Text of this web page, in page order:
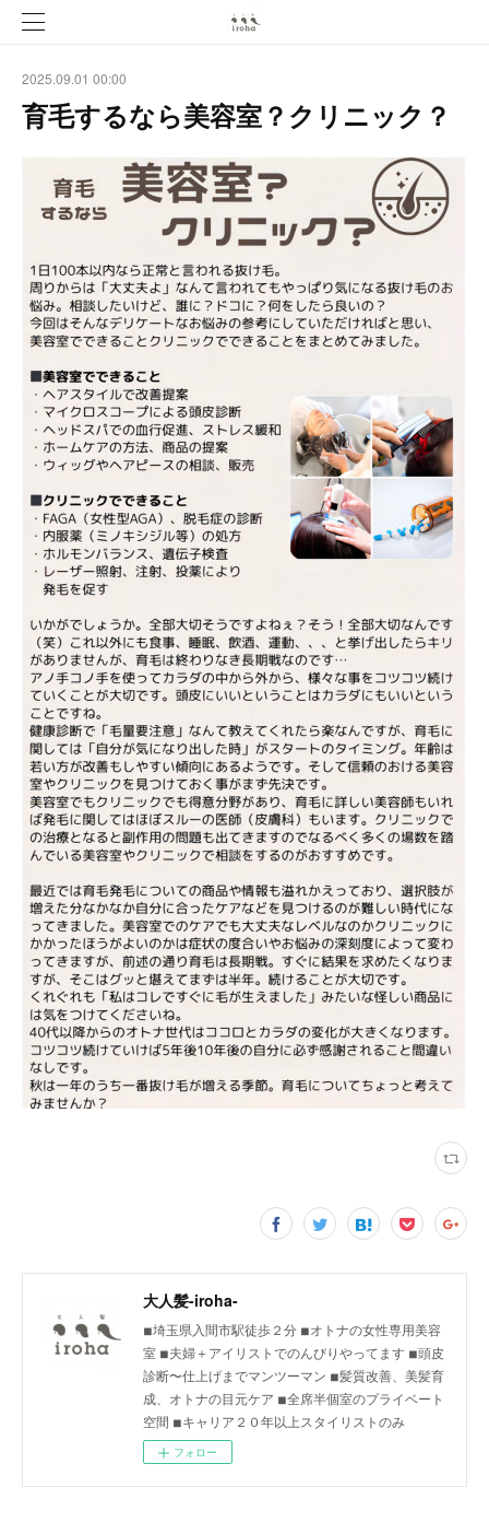
2025.09.01 00:00
育毛するなら美容室？クリニック？
大人髪-iroha-
◾︎埼玉県入間市駅徒歩２分 ◾︎オトナの女性専用美容
室 ◾︎夫婦＋アイリストでのんびりやってます ◾︎頭皮
診断〜仕上げまでマンツーマン ◾︎髪質改善、美髪育
成、オトナの目元ケア ◾︎全席半個室のプライベート
空間 ◾︎キャリア２０年以上スタイリストのみ
フォロー